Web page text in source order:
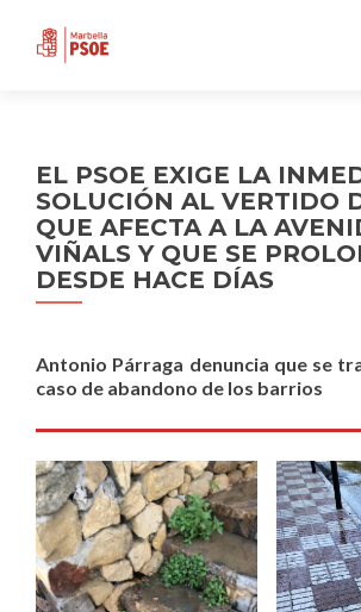
EL PSOE EXIGE LA
SOLUCIÓN AL VERTIDO
QUE AFECTA A LA
VIÑALS Y QUE SE
DESDE HACE DÍAS
Antonio Párraga denuncia que se
caso de abandono de los barrios